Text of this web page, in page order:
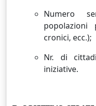
Numero
popolazioni
cronici, ecc.);
Nr. di
iniziative.